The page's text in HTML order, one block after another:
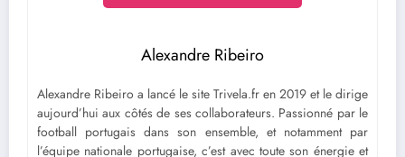
Alexandre Ribeiro
Alexandre Ribeiro a lancé le site Trivela.fr en 2019 et le dirige
aujourd’hui aux côtés de ses collaborateurs. Passionné par le
football portugais dans son ensemble, et notamment par
l’équipe nationale portugaise, c’est avec toute son énergie et